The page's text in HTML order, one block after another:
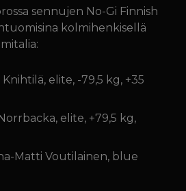
sennujen No-Gi Finnish
kolmihenkisellä
elite, -79,5 kg, +35
elite, +79,5 kg,
Matti Voutilainen, blue